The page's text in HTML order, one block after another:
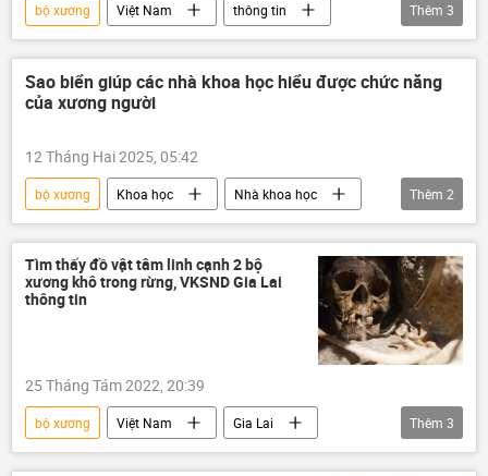
bộ xương Việt Nam
thông tin
hài cốt
Đông Nam Á Ninh Bình
Thêm 3
Sao biển giúp các nhà khoa học hiểu được chức năng
của xương người
12 Tháng Hai 2025, 05:42
bộ xương Khoa học
Nhà khoa học
Thế giới
xương
Thêm 2
Tìm thấy đồ vật tâm linh cạnh 2 bộ
xương khô trong rừng, VKSND Gia Lai
thông tin
25 Tháng Tám 2022, 20:39
bộ xương Việt Nam
Gia Lai
Thời sự
Xã hội điều tra
Thêm 3